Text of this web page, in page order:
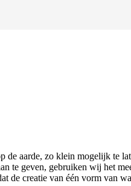
aarde, zo klein mogelijk te
te geven, gebruiken wij het
de creatie van één vorm van